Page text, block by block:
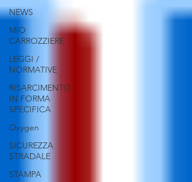
NEWS
MIO
CARROZZIERE
LEGGI /
NORMATIVE
RISARCIMENTO
IN FORMA
SPECIFICA
Oxygen
SICUREZZA
STRADALE
STAMPA